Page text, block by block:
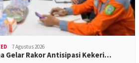
7 Agustus 2026
Gelar Rakor Antisipasi Kekeri…